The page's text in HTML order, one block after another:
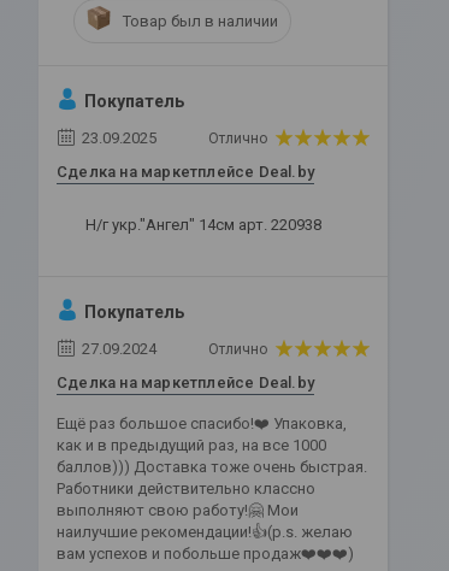
Товар был в наличии
Покупатель
23.09.2025 Отлично
Сделка на маркетплейсе Deal.by
Н/г укр."Ангел" 14см арт. 220938
Покупатель
27.09.2024 Отлично
Сделка на маркетплейсе Deal.by
Ещё раз большое спасибо!❤️ Упаковка,
как и в предыдущий раз, на все 1000
баллов))) Доставка тоже очень быстрая.
Работники действительно классно
выполняют свою работу!🤗 Мои
наилучшие рекомендации!👍(p.s. желаю
вам успехов и побольше продаж❤️❤️❤️)